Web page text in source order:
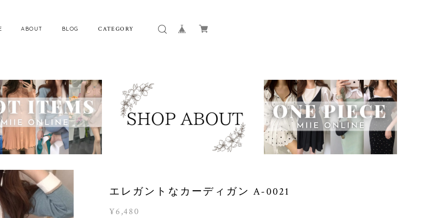
ABOUT BLOG CATEGORY
エレガントなカーディガン A-0021
¥6,480